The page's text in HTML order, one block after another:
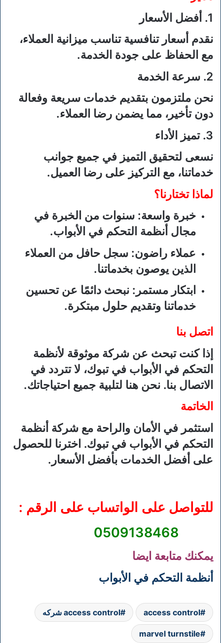
1.
أفضل الأسعار
نقدم أسعار تنافسية تناسب ميزانية العملاء،
مع الحفاظ على جودة الخدمة.
2. سرعة الخدمة
نحن ملتزمون بتقديم خدمات سريعة وفعالة
دون تأخير، مما يضمن رضا العملاء.
3. تميز الأداء
نسعى لتحقيق التميز في جميع جوانب
خدماتنا، مع التركيز على رضا العميل.
لماذا تختارنا؟
خبرة واسعة: سنوات من الخبرة في
مجال أنظمة التحكم في الأبواب.
عملاء راضون: سجل حافل من العملاء
الذين يوصون بخدماتنا.
ابتكار مستمر : نبحث دائمًا عن تحسين
خدماتنا وتقديم حلول مبتكرة.
اتصل بنا
إذا كنت تبحث عن شركة موثوقة لأنظمة
التحكم في الأبواب في تبوك، لا تتردد في
الاتصال بنا. نحن هنا لتلبية جميع احتياجاتك.
الخاتمة
استثمر في الأمان والراحة مع شركة أنظمة
التحكم في الأبواب في تبوك. اخترنا للحصول
على أفضل الخدمات بأفضل الأسعار.
للتواصل على الواتساب على الرقم :
يمكنك متابعة ايضا
أنظمة التحكم في الأبواب
access control access control شركه
marvel turnstile